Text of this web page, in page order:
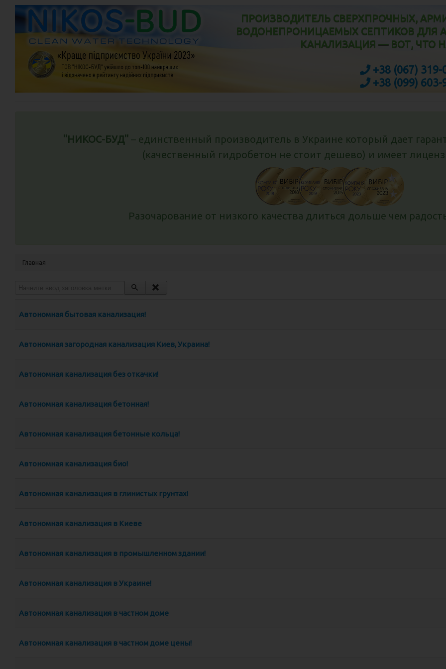
ПРОИЗВОДИТЕЛЬ СВЕРХПРОЧНЫХ,
ВОДОНЕПРОНИЦАЕМЫХ СЕПТИКОВ ДЛЯ
КАНАЛИЗАЦИЯ — ВОТ, ЧТО
+38 (067) 319-
+38 (099) 603-
"НИКОС-БУД" – единственный производитель в Украине который дает
(качественный гидробетон не стоит дешево) и имеет
Разочарование от низкого качества длиться дольше чем
Главная
Автономная бытовая канализация!
Автономная загородная канализация Киев, Украина!
Автономная канализация без откачки!
Автономная канализация бетонная!
Автономная канализация бетонные кольца!
Автономная канализация био!
Автономная канализация в глинистых грунтах!
Автономная канализация в Киеве
Автономная канализация в промышленном здании!
Автономная канализация в Украине!
Автономная канализация в частном доме
Автономная канализация в частном доме цены!